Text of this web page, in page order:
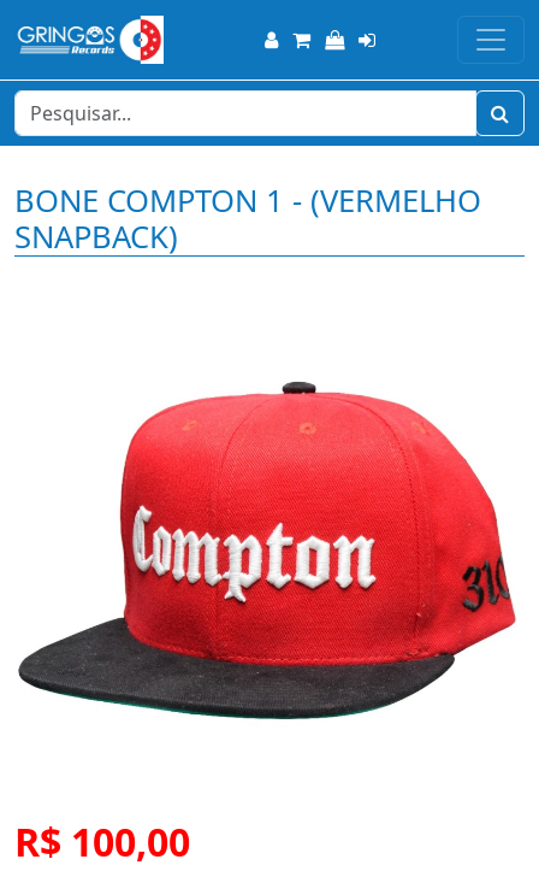
BONE COMPTON 1 - (VERMELHO
SNAPBACK)
R$ 100,00